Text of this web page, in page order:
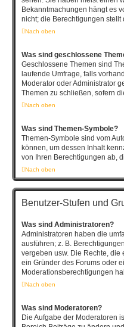
Bekanntmachungen hängt es
nicht; die Berechtigungen
Nach oben
Was sind geschlossene
Geschlossene Themen sind
laufende Umfrage, falls
Moderator oder Administrator
Themen zu schließen, sofern
Nach oben
Was sind Themen-Symbole?
Themen-Symbole sind vom
können, um dessen Inhalt
von Ihren Berechtigungen ab,
Nach oben
Benutzer-Stufen und
Was sind Administratoren?
Administratoren haben die
ausführen; z. B.
vergeben usw. Die Rechte,
ein Gründer des Forums oder
Moderationsberechtigungen
Nach oben
Was sind Moderatoren?
Die Aufgabe der Moderatoren